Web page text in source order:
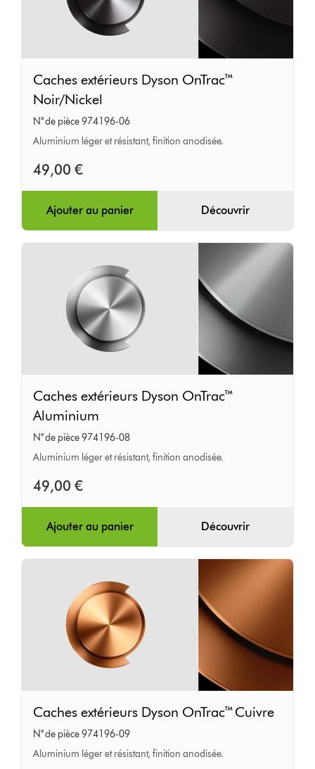
extérieurs
Dyson
OnTrac™
Noir/Nickel
Caches extérieurs Dyson OnTrac™
Noir/Nickel
N° de pièce 974196-06
Aluminium léger et résistant, finition anodisée.
49,00 €
Ajouter au panier Découvrir
extérieurs
Dyson
OnTrac™
Aluminium
Caches extérieurs Dyson OnTrac™
Aluminium
N° de pièce 974196-08
Aluminium léger et résistant, finition anodisée.
49,00 €
Ajouter au panier Découvrir
extérieurs
Dyson
OnTrac™
Caches extérieurs Dyson OnTrac™ Cuivre
N° de pièce 974196-09
Aluminium léger et résistant, finition anodisée.